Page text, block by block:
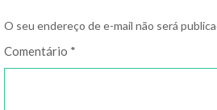
O seu endereço de e-mail não será
Comentário *